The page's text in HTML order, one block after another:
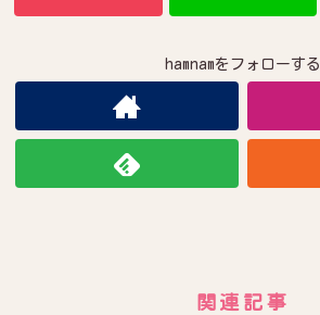
hamnamをフォローする
関連記事